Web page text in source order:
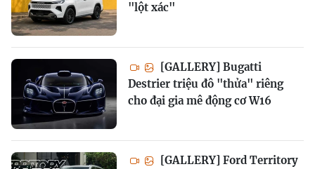
"lột xác"
[GALLERY] Bugatti
Destrier triệu đô "thửa" riêng
cho đại gia mê động cơ W16
[GALLERY] Ford Territory